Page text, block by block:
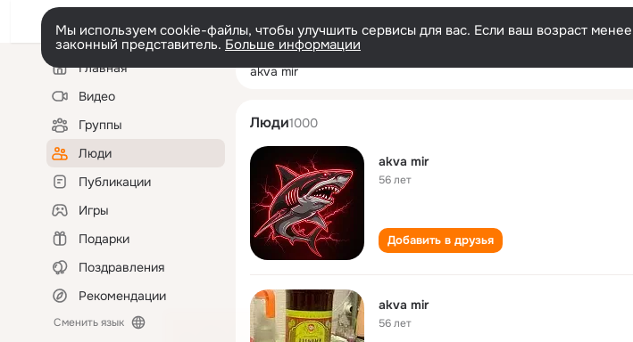
Мы используем cookie-файлы, чтобы улучшить сервисы для вас. Если ваш возраст
законный представитель. Больше информации
Левая
колонкаГлавная
Видео
Группы
Люди
Публикации
Игры
Подарки
Поздравления
Рекомендации
Сменить язык
akva mir
Люди1000
akva mir
56 лет
Добавить в друзья
akva mir
56 лет